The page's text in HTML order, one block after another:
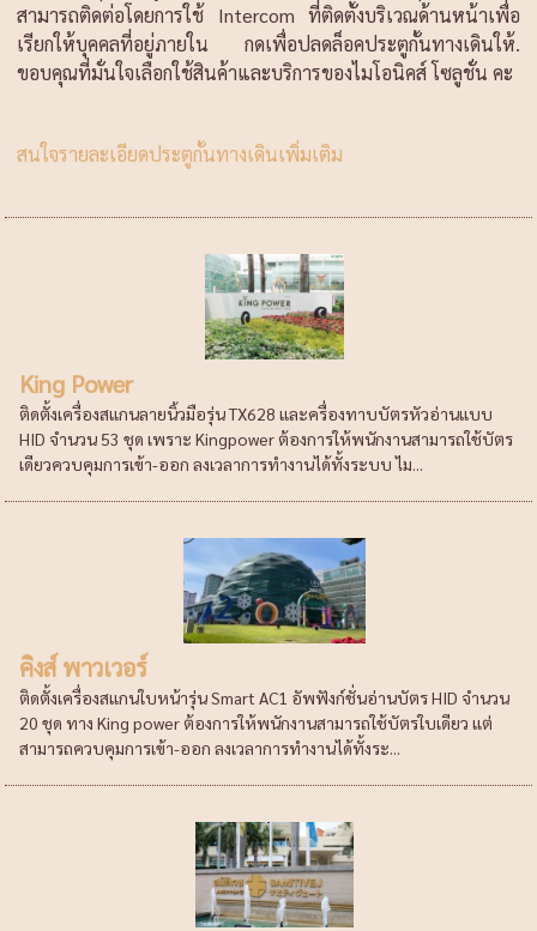
สามารถติดต่อโดยการใช้ Intercom ที่ติดตั้งบริเวณด้านหน้าเพื่อ
เรียกให้บุคคลที่อยู่ภายใน กดเพื่อปลดล็อคประตูกั้นทางเดินให้.
ขอบคุณที่มั่นใจเลือกใช้สินค้าและบริการของไมโอนิคส์ โซลูชั่น คะ
สนใจรายละเอียดประตูกั้นทางเดินเพิ่มเติม
King Power
ติดตั้งเครื่องสแกนลายนิ้วมือรุ่น TX628 และครื่องทาบบัตรหัวอ่านแบบ
HID จำนวน 53 ชุด เพราะ Kingpower ต้องการให้พนักงานสามารถใช้บัตร
เดียวควบคุมการเข้า-ออก ลงเวลาการทำงานได้ทั้งระบบ ไม...
คิงส์ พาวเวอร์
ติดตั้งเครื่องสแกนใบหน้ารุ่น Smart AC1 อัพฟังก์ชั่นอ่านบัตร HID จำนวน
20 ชุด ทาง King power ต้องการให้พนักงานสามารถใช้บัตรใบเดียว แต่
สามารถควบคุมการเข้า-ออก ลงเวลาการทำงานได้ทั้งระ...